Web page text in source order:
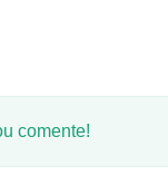
comente!